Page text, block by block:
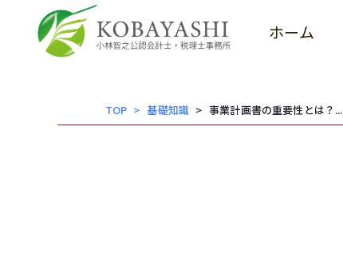
ホーム
TOP 基礎知識 事業計画書の重要性とは？...